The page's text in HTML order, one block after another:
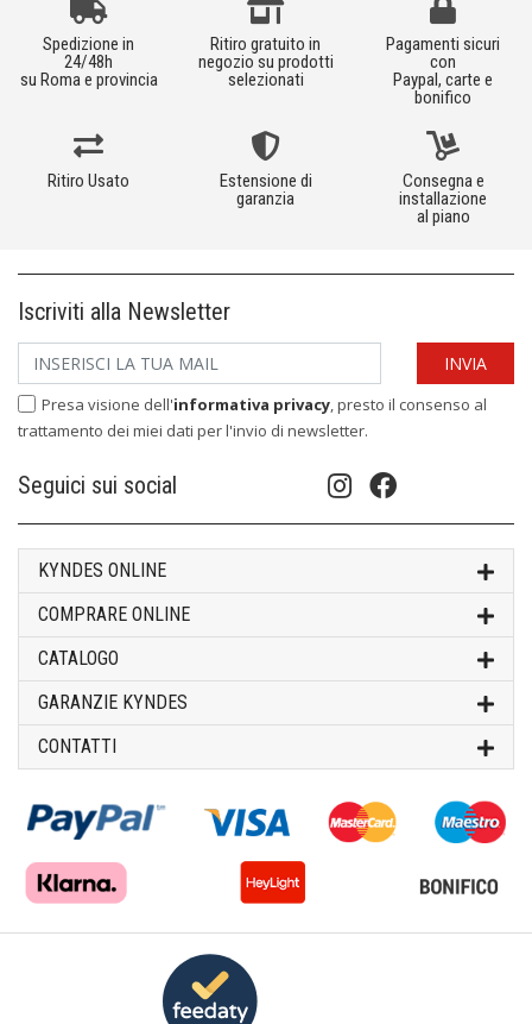
Spedizione in
24/48h
su Roma e provincia
Ritiro gratuito in
negozio su prodotti
selezionati
Pagamenti sicuri
con
Paypal, carte e
bonifico
Ritiro Usato
Estensione di
garanzia
Consegna e
installazione
al piano
Iscriviti alla Newsletter
Presa visione dell'informativa privacy , presto il consenso al
trattamento dei miei dati per l'invio di newsletter.
Seguici sui social
KYNDES ONLINE
COMPRARE ONLINE
CATALOGO
GARANZIE KYNDES
CONTATTI